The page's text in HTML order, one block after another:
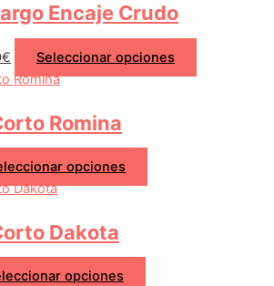
Encaje Crudo
€ Seleccionar opciones
Romina
opciones
Dakota
opciones